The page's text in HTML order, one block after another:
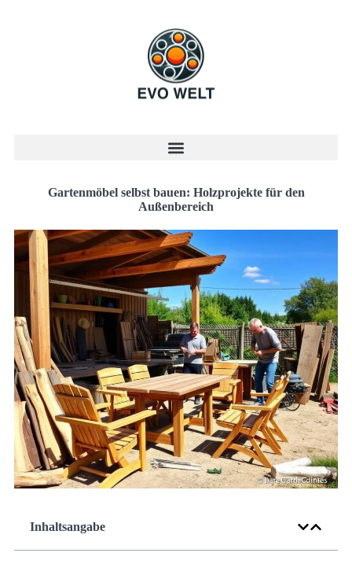
Gartenmöbel selbst bauen: Holzprojekte für den
Außenbereich
Inhaltsangabe